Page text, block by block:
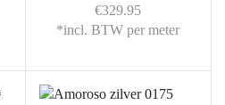
€329.95
*incl. BTW per meter